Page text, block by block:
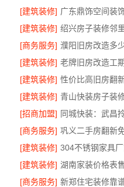
[建筑装修]
[建筑装修] 绍兴房子装修邻
[商务服务]
[建筑装修]
[建筑装修] 性价比高旧房翻
[建筑装修] 青山快装房子装
[招商加盟] 同城快装：武昌
[商务服务]
[建筑装修]
[建筑装修] 湖南家装价格表
[商务服务]